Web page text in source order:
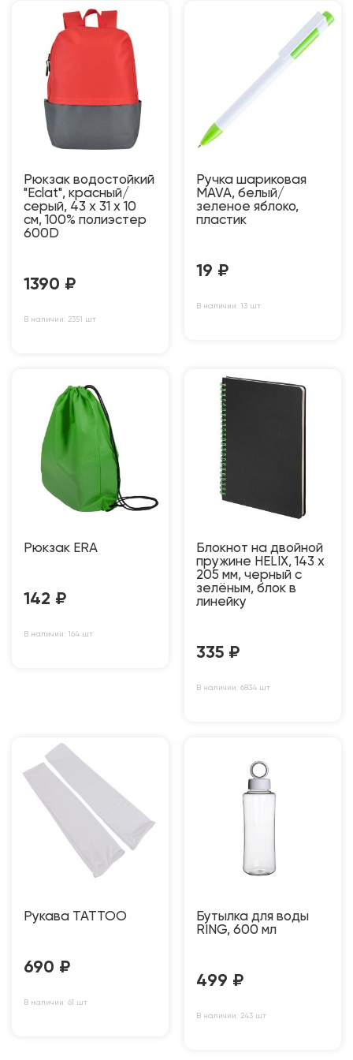
Рюкзак водостойкий
"Eclat", красный/
серый, 43 x 31 x 10
см, 100% полиэстер
600D
1390 ₽
В наличии: 2351 шт
Ручка шариковая
MAVA, белый/
зеленое яблоко,
пластик
19 ₽
В наличии: 13 шт
Рюкзак ERA
142 ₽
В наличии: 164 шт
Блокнот на двойной
пружине HELIX, 143 х
205 мм, черный с
зелёным, блок в
линейку
335 ₽
В наличии: 6834 шт
Рукава TATTOO
690 ₽
В наличии: 61 шт
Бутылка для воды
RING, 600 мл
499 ₽
В наличии: 243 шт